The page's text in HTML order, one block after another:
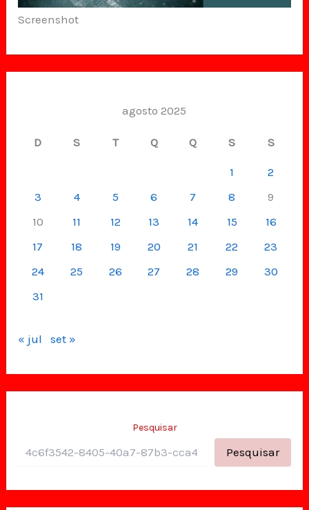
Screenshot
agosto 2025
D S T Q Q S S
1
2
3
4 5 6 7 8
9
10
11 12 13 14 15
16
17
18 19 20 21 22
23
24
25 26 27 28 29
30
31
« jul set »
Pesquisar
Pesquisar